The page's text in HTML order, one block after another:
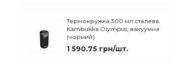
Термокружка 300 мл сталева
Kambukka Olympus, вакуумна
(чорний)
1 590.75 грн/шт.